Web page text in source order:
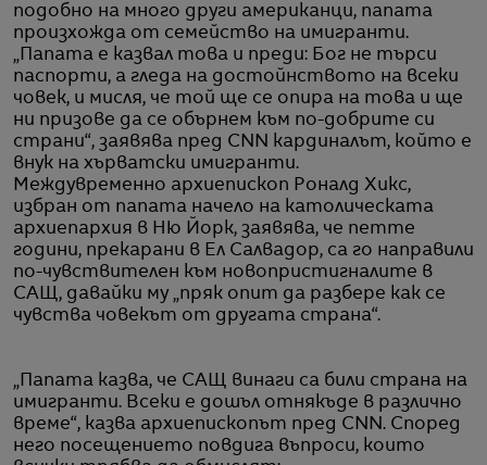
подобно на много други американци, папата
произхожда от семейство на имигранти.
„Папата е казвал това и преди: Бог не търси
паспорти, а гледа на достойнството на всеки
човек, и мисля, че той ще се опира на това и ще
ни призове да се обърнем към по-добрите си
страни“, заявява пред CNN кардиналът, който е
внук на хърватски имигранти.
Междувременно архиепископ Роналд Хикс,
избран от папата начело на католическата
архиепархия в Ню Йорк, заявява, че петте
години, прекарани в Ел Салвадор, са го направили
по-чувствителен към новопристигналите в
САЩ, давайки му „пряк опит да разбере как се
чувства човекът от другата страна“.
„Папата казва, че САЩ винаги са били страна на
имигранти. Всеки е дошъл отнякъде в различно
време“, казва архиепископът пред CNN. Според
него посещението повдига въпроси, които